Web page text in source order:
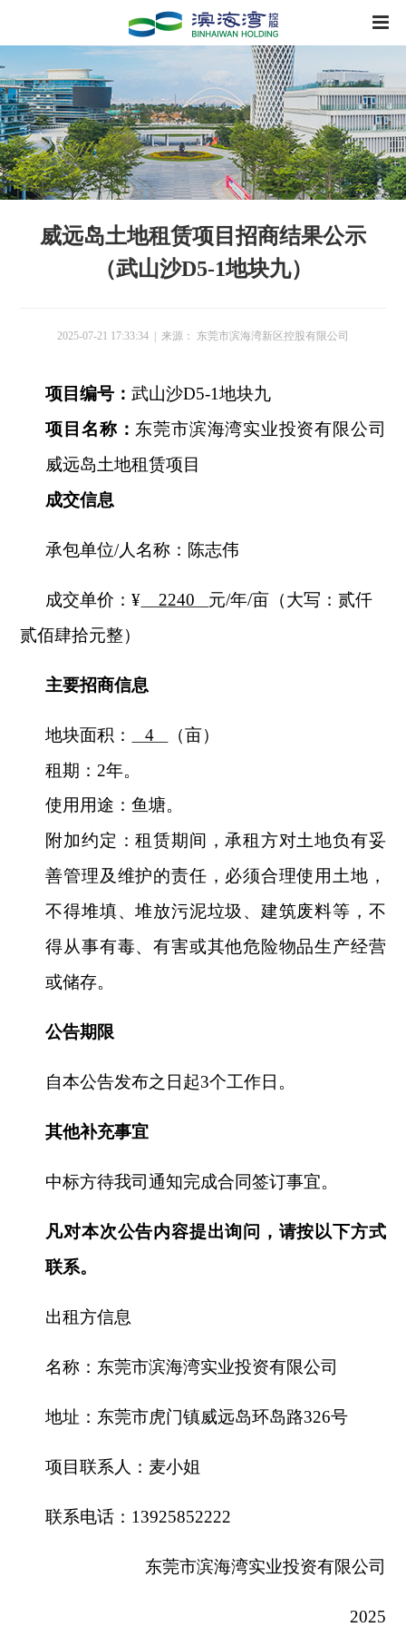
威远岛土地租赁项目招商结果公示
（武山沙D5-1地块九）
2025-07-21 17:33:34 | 来源： 东莞市滨海湾新区控股有限公司
项目编号：武山沙D5-1地块九
项目名称： 东莞市滨海湾实业投资有限公司
威远岛土地租赁项目
成交信息
承包单位/人名称：陈志伟
成交单价：¥ 2240 元/年/亩（大写：贰仟
贰佰肆拾元整）
主要招商信息
地块面积： 4
（亩）
租期：2年。
使用用途：鱼塘。
附加约定：租赁期间，承租方对土地负有妥
善管理及维护的责任，必须合理使用土地，
不得堆填、堆放污泥垃圾、建筑废料等，不
得从事有毒、有害或其他危险物品生产经营
或储存。
公告期限
自本公告发布之日起3个工作日。
其他补充事宜
中标方待我司通知完成合同签订事宜。
凡对本次公告内容提出询问，请按以下方式
联系。
出租方信息
名称：东莞市滨海湾实业投资有限公司
地址：东莞市虎门镇威远岛环岛路326号
项目联系人：麦小姐
联系电话：13925852222
东莞市滨海湾实业投资有限公司
2025